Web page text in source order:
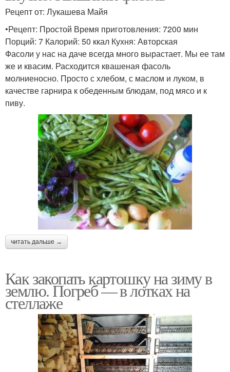
Рецепт от: Лукашева Майя
•Рецепт: Простой Время приготовления: 7200 мин
Порций: 7 Калорий: 50 ккал Кухня: Авторская
Фасоли у нас на даче всегда много вырастает. Мы ее там
же и квасим. Расходится квашеная фасоль
молниеносно. Просто с хлебом, с маслом и луком, в
качестве гарнира к обеденным блюдам, под мясо и к
пиву.
читать дальше →
Как закопать картошку на зиму в
землю. Погреб — в лотках на
стеллаже